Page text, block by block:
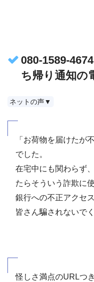
080-1589-
ち帰り通知の
ネットの声▼
「お荷物を届けたが
でした。
在宅中にも関わらず
たらそういう詐欺に
銀行への不正アクセ
皆さん騙されないで
怪しさ満点のURLつ